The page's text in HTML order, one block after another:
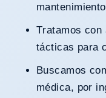
Tratamos con aseguradoras comerciales y
tácticas para
Buscamos compensación por atención
médica, por